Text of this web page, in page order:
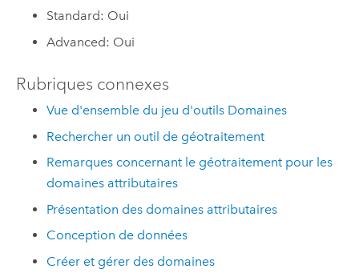
Standard: Oui
Advanced: Oui
Rubriques connexes
Vue d'ensemble du jeu d'outils Domaines
Rechercher un outil de géotraitement
Remarques concernant le géotraitement pour les
domaines attributaires
Présentation des domaines attributaires
Conception de données
Créer et gérer des domaines